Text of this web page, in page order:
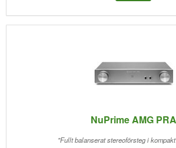
NuPrime AMG PRA
"Fullt balanserat stereoförsteg i